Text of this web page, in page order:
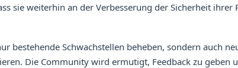
sie weiterhin an der Verbesserung der Sicherheit ihrer
bestehende Schwachstellen beheben, sondern auch
Die Community wird ermutigt, Feedback zu geben